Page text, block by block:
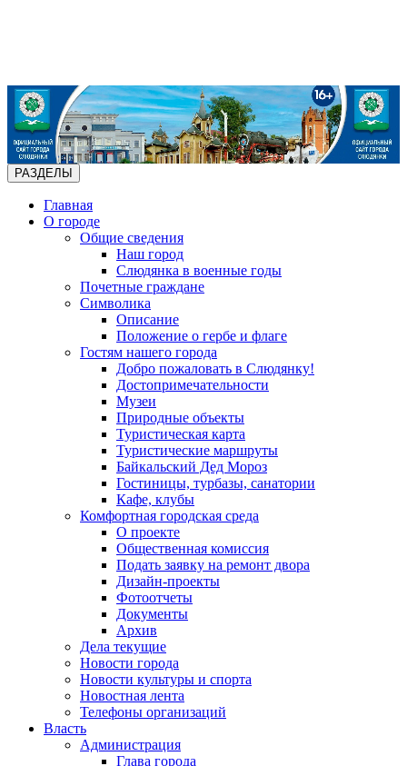
РАЗДЕЛЫ
Главная
О городе
Общие сведения
Наш город
Слюдянка в военные годы
Почетные граждане
Символика
Описание
Положение о гербе и флаге
Гостям нашего города
Добро пожаловать в Слюдянку!
Достопримечательности
Музеи
Природные объекты
Туристическая карта
Туристические маршруты
Байкальский Дед Мороз
Гостиницы, турбазы, санатории
Кафе, клубы
Комфортная городская среда
О проекте
Общественная комиссия
Подать заявку на ремонт двора
Дизайн-проекты
Фотоотчеты
Документы
Архив
Дела текущие
Новости города
Новости культуры и спорта
Новостная лента
Телефоны организаций
Власть
Администрация
Глава города